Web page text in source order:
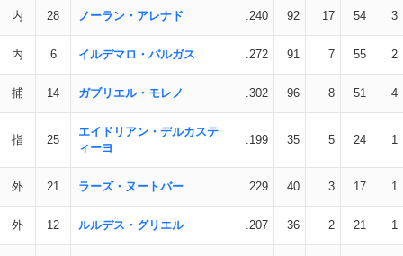
内 28 ノーラン・アレナド .240 92 17 54 3
内 6 イルデマロ・バルガス .272 91 7 55 2
捕 14 ガブリエル・モレノ .302 96 8 51 4
指 25
エイドリアン・デルカステ
ィーヨ
.199 35 5 24 1
外 21 ラーズ・ヌートバー .229 40 3 17 1
外 12 ルルデス・グリエル .207 36 2 21 1